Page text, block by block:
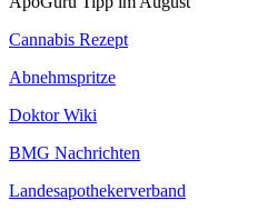
Cannabis Rezept
Abnehmspritze
Doktor Wiki
BMG Nachrichten
Landesapothekerverband